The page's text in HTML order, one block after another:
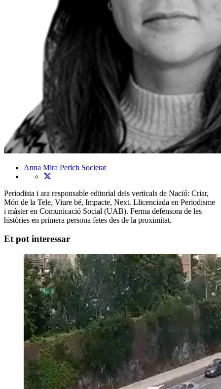
Anna Mira Perich Societat
Periodista i ara responsable editorial dels verticals de Nació: Criar,
Món de la Tele, Viure bé, Impacte, Next. Llicenciada en Periodisme
i màster en Comunicació Social (UAB). Ferma defensora de les
històries en primera persona fetes des de la proximitat.
Et pot interessar